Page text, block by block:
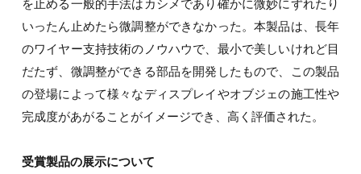
いったん止めたら微調整ができなかった。本製品は、長年
のワイヤー支持技術のノウハウで、最小で美しいけれど目
だたず、微調整ができる部品を開発したもので、この製品
の登場によって様々なディスプレイやオブジェの施工性や
完成度があがることがイメージでき、高く評価された。
受賞製品の展示について